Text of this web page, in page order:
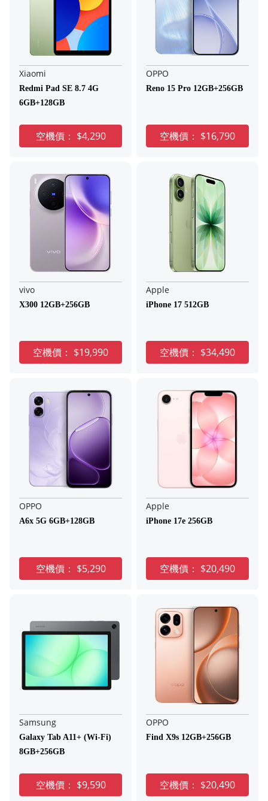
Xiaomi
Redmi Pad SE 8.7 4G
6GB+128GB
空機價： $4,290
OPPO
Reno 15 Pro 12GB+256GB
空機價： $16,790
vivo
X300 12GB+256GB
空機價： $19,990
Apple
iPhone 17 512GB
空機價： $34,490
OPPO
A6x 5G 6GB+128GB
空機價： $5,290
Apple
iPhone 17e 256GB
空機價： $20,490
Samsung
Galaxy Tab A11+ (Wi-Fi)
8GB+256GB
空機價： $9,590
OPPO
Find X9s 12GB+256GB
空機價： $20,490